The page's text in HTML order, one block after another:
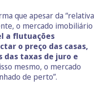
que apesar da “relativa
o mercado imobiliário
a flutuações
o preço das casas,
das taxas de juro e
mesmo, o mercado
de perto”.